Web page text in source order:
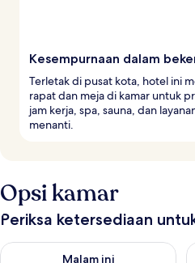
Kesempurnaan dalam
Terletak di pusat kota, hotel ini
rapat dan meja di kamar untuk
jam kerja, spa, sauna, dan
menanti.
Opsi kamar
Periksa ketersediaan
Malam ini
Periksa ketersediaan untuk